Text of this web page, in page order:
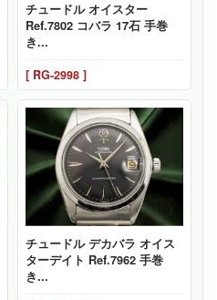
チュードル オイスター
Ref.7802 コバラ 17石 手巻
き...
[ RG-2998 ]
チュードル デカバラ オイス
ターデイト Ref.7962 手巻
き...